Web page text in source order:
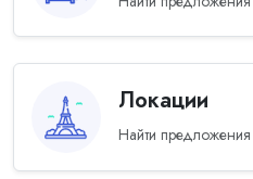
Локации
Найти предложения